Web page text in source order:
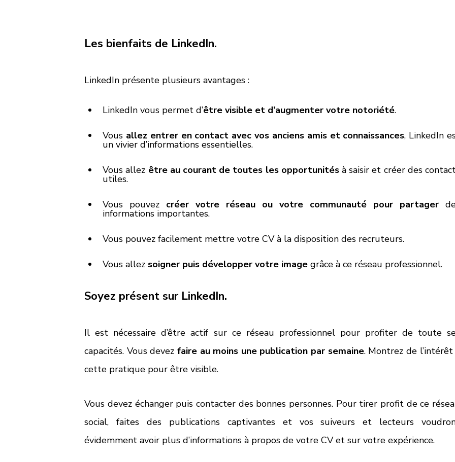
Les bienfaits de LinkedIn.
LinkedIn présente plusieurs avantages :
LinkedIn vous permet d’être visible et d’augmenter votre notoriété.
Vous allez entrer en contact avec vos anciens amis et connaissances, LinkedIn
un vivier d’informations essentielles.
Vous allez être au courant de toutes les opportunités à saisir et créer des
utiles.
Vous pouvez créer votre réseau ou votre communauté pour partager
informations importantes.
Vous pouvez facilement mettre votre CV à la disposition des recruteurs.
Vous allez soigner puis développer votre image grâce à ce réseau professionnel.
Soyez présent sur LinkedIn.
Il est nécessaire d’être actif sur ce réseau professionnel pour profiter de toute
capacités. Vous devez faire au moins une publication par semaine. Montrez de l’intérêt
cette pratique pour être visible.
Vous devez échanger puis contacter des bonnes personnes. Pour tirer profit de ce
social, faites des publications captivantes et vos suiveurs et lecteurs
évidemment avoir plus d’informations à propos de votre CV et sur votre expérience.